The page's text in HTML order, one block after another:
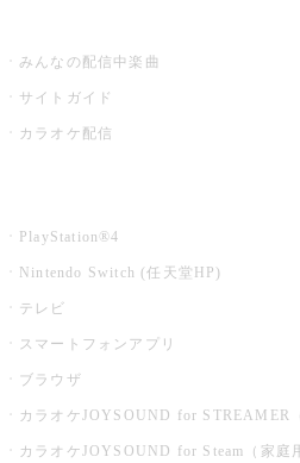
みんなの配信中楽曲
サイトガイド
カラオケ配信
PlayStation®4
Nintendo Switch (任天堂HP)
テレビ
スマートフォンアプリ
ブラウザ
カラオケJOYSOUND for STREAMER
カラオケJOYSOUND for Steam（家庭